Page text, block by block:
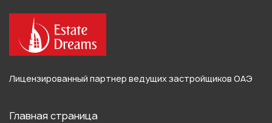
Лицензированный партнер ведущих застройщиков ОАЭ
Главная страница